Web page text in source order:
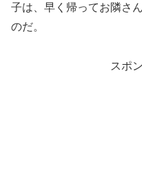
子は、早く帰ってお隣さ
のだ。
スポ